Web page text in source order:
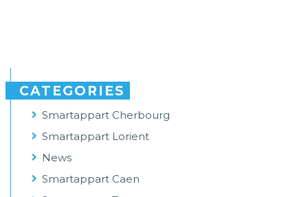
CATEGORIES
Smartappart Cherbourg
Smartappart Lorient
News
Smartappart Caen